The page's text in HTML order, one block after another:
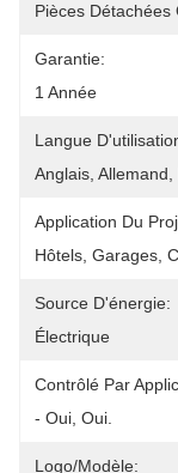
Pièces Détachées
Garantie:
1 Année
Langue
Anglais,
Application Du
Hôtels, Garages,
Source D'énergie:
Électrique
Contrôlé Par
- Oui, Oui.
Logo/modèle: